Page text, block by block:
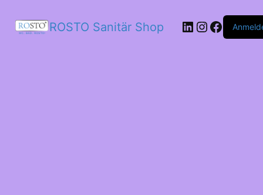
ROSTO Sanitär Shop LinkedIn
Instagram